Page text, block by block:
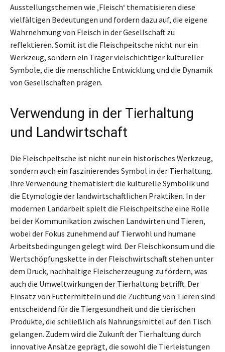
Ausstellungsthemen wie ‚Fleisch‘ thematisieren diese
vielfältigen Bedeutungen und fordern dazu auf, die eigene
Wahrnehmung von Fleisch in der Gesellschaft zu
reflektieren. Somit ist die Fleischpeitsche nicht nur ein
Werkzeug, sondern ein Träger vielschichtiger kultureller
Symbole, die die menschliche Entwicklung und die Dynamik
von Gesellschaften prägen.
Verwendung in der Tierhaltung
und Landwirtschaft
Die Fleischpeitsche ist nicht nur ein historisches Werkzeug,
sondern auch ein faszinierendes Symbol in der Tierhaltung.
Ihre Verwendung thematisiert die kulturelle Symbolik und
die Etymologie der landwirtschaftlichen Praktiken. In der
modernen Landarbeit spielt die Fleischpeitsche eine Rolle
bei der Kommunikation zwischen Landwirten und Tieren,
wobei der Fokus zunehmend auf Tierwohl und humane
Arbeitsbedingungen gelegt wird. Der Fleischkonsum und die
Wertschöpfungskette in der Fleischwirtschaft stehen unter
dem Druck, nachhaltige Fleischerzeugung zu fördern, was
auch die Umweltwirkungen der Tierhaltung betrifft. Der
Einsatz von Futtermitteln und die Züchtung von Tieren sind
entscheidend für die Tiergesundheit und die tierischen
Produkte, die schließlich als Nahrungsmittel auf den Tisch
gelangen. Zudem wird die Zukunft der Tierhaltung durch
innovative Ansätze geprägt, die sowohl die Tierleistungen